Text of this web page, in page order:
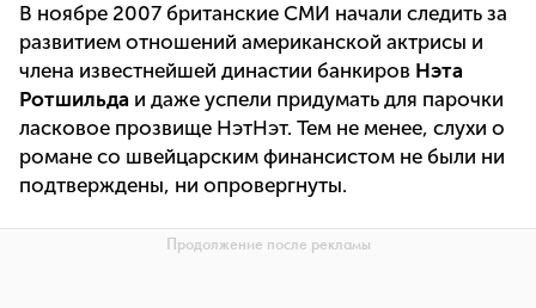
В ноябре 2007 британские СМИ начали следить за
развитием отношений американской актрисы и
члена известнейшей династии банкиров Нэта
Ротшильда и даже успели придумать для парочки
ласковое прозвище НэтНэт. Тем не менее, слухи о
романе со швейцарским финансистом не были ни
подтверждены, ни опровергнуты.